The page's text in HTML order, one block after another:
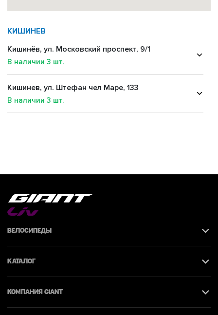
КИШИНЕВ
Кишинёв, ул. Московский проспект, 9/1
В наличии 3 шт.
Кишинев, ул. Штефан чел Маре, 133
В наличии 3 шт.
Велосипеды
Каталог
КОМПАНИЯ giant